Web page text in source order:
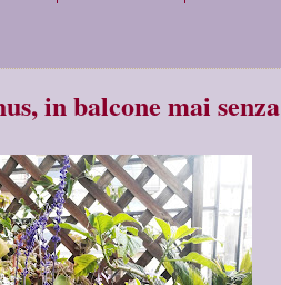
in balcone mai senza